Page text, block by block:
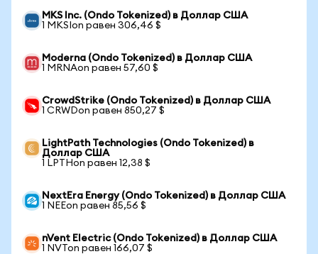
MKS Inc. (Ondo Tokenized) в Доллар США
1 MKSIon равен 306,46 $
Moderna (Ondo Tokenized) в Доллар США
1 MRNAon равен 57,60 $
CrowdStrike (Ondo Tokenized) в Доллар США
1 CRWDon равен 850,27 $
LightPath Technologies (Ondo Tokenized) в
Доллар США
1 LPTHon равен 12,38 $
NextEra Energy (Ondo Tokenized) в Доллар США
1 NEEon равен 85,56 $
nVent Electric (Ondo Tokenized) в Доллар США
1 NVTon равен 166,07 $